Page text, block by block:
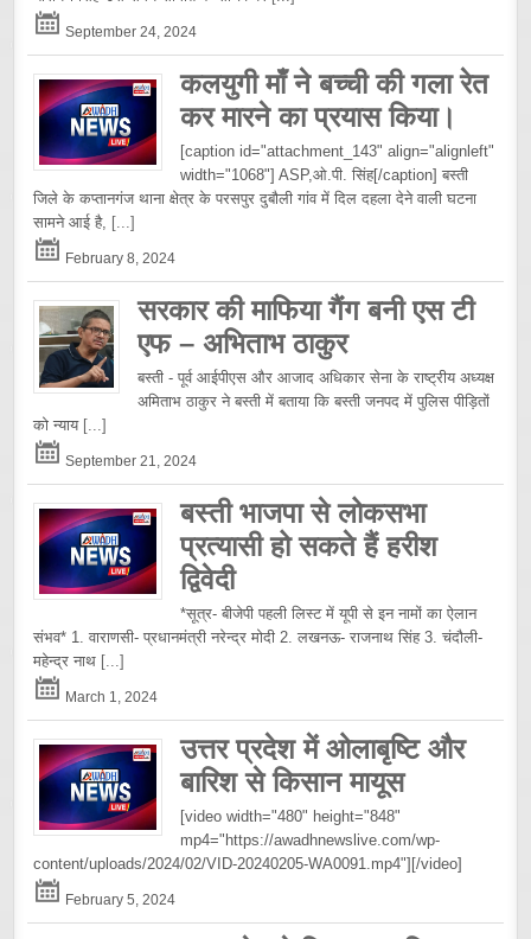
September 24, 2024
कलयुगी माँ ने बच्ची की गला रेत
कर मारने का प्रयास किया।
[caption id="attachment_143" align="alignleft"
width="1068"] ASP,ओ.पी. सिंह[/caption] बस्ती
जिले के कप्तानगंज थाना क्षेत्र के परसपुर दुबौली गांव में दिल दहला देने वाली घटना
सामने आई है, [...]
February 8, 2024
सरकार की माफिया गैंग बनी एस टी
एफ – अभिताभ ठाकुर
बस्ती - पूर्व आईपीएस और आजाद अधिकार सेना के राष्ट्रीय अध्यक्ष
अमिताभ ठाकुर ने बस्ती में बताया कि बस्ती जनपद में पुलिस पीड़ितों
को न्याय [...]
September 21, 2024
बस्ती भाजपा से लोकसभा
प्रत्यासी हो सकते हैं हरीश
द्विवेदी
*सूत्र- बीजेपी पहली लिस्ट में यूपी से इन नामों का ऐलान
संभव* 1. वाराणसी- प्रधानमंत्री नरेन्द्र मोदी 2. लखनऊ- राजनाथ सिंह 3. चंदौली-
महेन्द्र नाथ [...]
March 1, 2024
उत्तर प्रदेश में ओलाबृष्टि और
बारिश से किसान मायूस
[video width="480" height="848"
mp4="https://awadhnewslive.com/wp-
content/uploads/2024/02/VID-20240205-WA0091.mp4"][/video]
February 5, 2024